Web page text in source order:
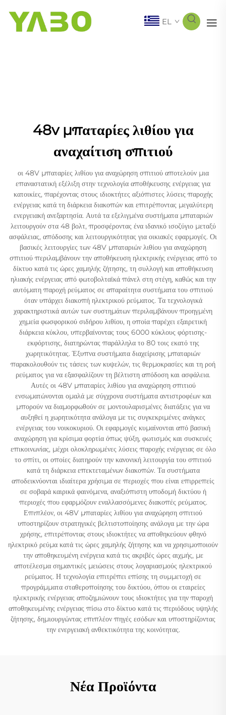
EL
48v μπαταρίες λιθίου για
αναχαίτιση σπιτιού
οι 48V μπαταρίες λιθίου για αναχώρηση σπιτιού αποτελούν μια
επαναστατική εξέλιξη στην τεχνολογία αποθήκευσης ενέργειας για
κατοικίες, παρέχοντας στους ιδιοκτήτες αξιόπιστες λύσεις παροχής
ενέργειας κατά τη διάρκεια διακοπών και επιτρέποντας μεγαλύτερη
ενεργειακή ανεξαρτησία. Αυτά τα εξελιγμένα συστήματα μπαταριών
λειτουργούν στα 48 βολτ, προσφέροντας ένα ιδανικό ισοζύγιο μεταξύ
ασφάλειας, απόδοσης και λειτουργικότητας για οικιακές εφαρμογές. Οι
βασικές λειτουργίες των 48V μπαταριών λιθίου για αναχώρηση
σπιτιού περιλαμβάνουν την αποθήκευση ηλεκτρικής ενέργειας από το
δίκτυο κατά τις ώρες χαμηλής ζήτησης, τη συλλογή και αποθήκευση
ηλιακής ενέργειας από φωτοβολταϊκά πάνελ στη στέγη, καθώς και την
αυτόματη παροχή ρεύματος σε απαραίτητα συστήματα του σπιτιού
όταν υπάρχει διακοπή ηλεκτρικού ρεύματος. Τα τεχνολογικά
χαρακτηριστικά αυτών των συστημάτων περιλαμβάνουν προηγμένη
χημεία φωσφορικού σιδήρου λιθίου, η οποία παρέχει εξαιρετική
διάρκεια κύκλου, υπερβαίνοντας τους 6000 κύκλους φόρτισης-
εκφόρτισης, διατηρώντας παράλληλα το 80 τοις εκατό της
χωρητικότητας. Έξυπνα συστήματα διαχείρισης μπαταριών
παρακολουθούν τις τάσεις των κυψελών, τις θερμοκρασίες και τη ροή
ρεύματος για να εξασφαλίζουν τη βέλτιστη απόδοση και ασφάλεια.
Αυτές οι 48V μπαταρίες λιθίου για αναχώρηση σπιτιού
ενσωματώνονται ομαλά με σύγχρονα συστήματα αντιστροφέων και
μπορούν να διαμορφωθούν σε μοντουλαρισμένες διατάξεις για να
αυξηθεί η χωρητικότητα ανάλογα με τις συγκεκριμένες ανάγκες
ενέργειας του νοικοκυριού. Οι εφαρμογές κυμαίνονται από βασική
αναχώρηση για κρίσιμα φορτία όπως ψύξη, φωτισμός και συσκευές
επικοινωνίας, μέχρι ολοκληρωμένες λύσεις παροχής ενέργειας σε όλο
το σπίτι, οι οποίες διατηρούν την κανονική λειτουργία του σπιτιού
κατά τη διάρκεια επεκτεταμένων διακοπών. Τα συστήματα
αποδεικνύονται ιδιαίτερα χρήσιμα σε περιοχές που είναι επιρρεπείς
σε σοβαρά καιρικά φαινόμενα, αναξιόπιστη υποδομή δικτύου ή
περιοχές που εφαρμόζουν εναλλασσόμενες διακοπές ρεύματος.
Επιπλέον, οι 48V μπαταρίες λιθίου για αναχώρηση σπιτιού
υποστηρίζουν στρατηγικές βελτιστοποίησης ανάλογα με την ώρα
χρήσης, επιτρέποντας στους ιδιοκτήτες να αποθηκεύουν φθηνό
ηλεκτρικό ρεύμα κατά τις ώρες χαμηλής ζήτησης και να χρησιμοποιούν
την αποθηκευμένη ενέργεια κατά τις ακριβές ώρες αιχμής, με
αποτέλεσμα σημαντικές μειώσεις στους λογαριασμούς ηλεκτρικού
ρεύματος. Η τεχνολογία επιτρέπει επίσης τη συμμετοχή σε
προγράμματα σταθεροποίησης του δικτύου, όπου οι εταιρείες
ηλεκτρικής ενέργειας αποζημιώνουν τους ιδιοκτήτες για την παροχή
αποθηκευμένης ενέργειας πίσω στο δίκτυο κατά τις περιόδους υψηλής
ζήτησης, δημιουργώντας επιπλέον πηγές εσόδων και υποστηρίζοντας
την ενεργειακή ανθεκτικότητα της κοινότητας.
Νέα Προϊόντα